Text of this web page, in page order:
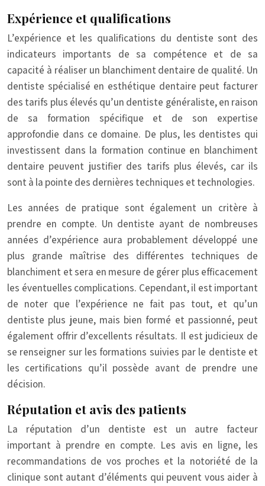
Expérience et qualifications
L’expérience et les qualifications du dentiste sont des
indicateurs importants de sa compétence et de sa
capacité à réaliser un blanchiment dentaire de qualité. Un
dentiste spécialisé en esthétique dentaire peut facturer
des tarifs plus élevés qu’un dentiste généraliste, en raison
de sa formation spécifique et de son expertise
approfondie dans ce domaine. De plus, les dentistes qui
investissent dans la formation continue en blanchiment
dentaire peuvent justifier des tarifs plus élevés, car ils
sont à la pointe des dernières techniques et technologies.
Les années de pratique sont également un critère à
prendre en compte. Un dentiste ayant de nombreuses
années d’expérience aura probablement développé une
plus grande maîtrise des différentes techniques de
blanchiment et sera en mesure de gérer plus efficacement
les éventuelles complications. Cependant, il est important
de noter que l’expérience ne fait pas tout, et qu’un
dentiste plus jeune, mais bien formé et passionné, peut
également offrir d’excellents résultats. Il est judicieux de
se renseigner sur les formations suivies par le dentiste et
les certifications qu’il possède avant de prendre une
décision.
Réputation et avis des patients
La réputation d’un dentiste est un autre facteur
important à prendre en compte. Les avis en ligne, les
recommandations de vos proches et la notoriété de la
clinique sont autant d’éléments qui peuvent vous aider à